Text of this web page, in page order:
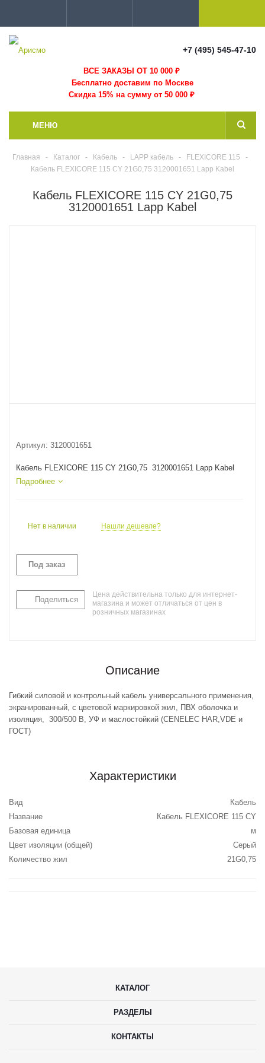
+7 (495) 545-47-10
ВСЕ ЗАКАЗЫ ОТ 10 000₽
Бесплатно доставим по Москве
Скидка 15% на сумму от 50 000 ₽
МЕНЮ
Главная - Каталог - Кабель - LAPP кабель - FLEXICORE 115
-
Кабель FLEXICORE 115 CY 21G0,75 3120001651 Lapp Kabel
Кабель FLEXICORE 115 CY 21G0,75
3120001651 Lapp Kabel
Артикул: 3120001651
Кабель FLEXICORE 115 CY 21G0,75 3120001651 Lapp Kabel
Подробнее
Нет в наличии Нашли дешевле?
Под заказ
Поделиться
Цена действительна только для интернет-
магазина и может отличаться от цен в
розничных магазинах
Описание
Гибкий силовой и контрольный кабель универсального применения,
экранированный, с цветовой маркировкой жил, ПВХ оболочка и
изоляция, 300/500 В, УФ и маслостойкий (CENELEC HAR,VDE и
ГОСТ)
Характеристики
Вид
Кабель
Название
Кабель FLEXICORE 115 CY
Базовая единица
м
Цвет изоляции (общей)
Серый
Количество жил
21G0,75
КАТАЛОГ
РАЗДЕЛЫ
КОНТАКТЫ